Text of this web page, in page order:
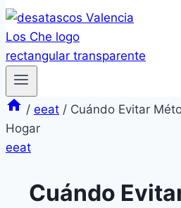
/ eeat / Cuándo Evitar
Hogar
eeat
Cuándo